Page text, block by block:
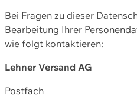
Bei Fragen zu dieser
Bearbeitung Ihrer
wie folgt kontaktieren:
Lehner Versand AG
Postfach